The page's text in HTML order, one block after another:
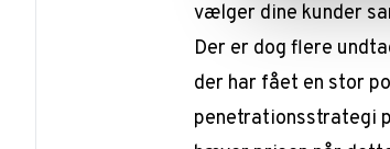
vælger dine kunder
Der er dog flere
der har fået en stor
penetrationsstrategi